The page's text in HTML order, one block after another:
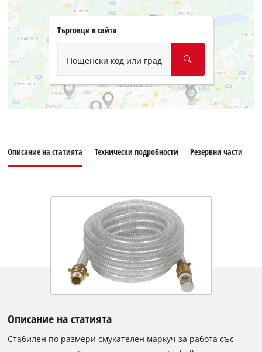
Търговци в сайта
Пощенски код или град
Описание на статията Технически подробности Резервни части
Описание на статията
Стабилен по размери смукателен маркуч за работа със